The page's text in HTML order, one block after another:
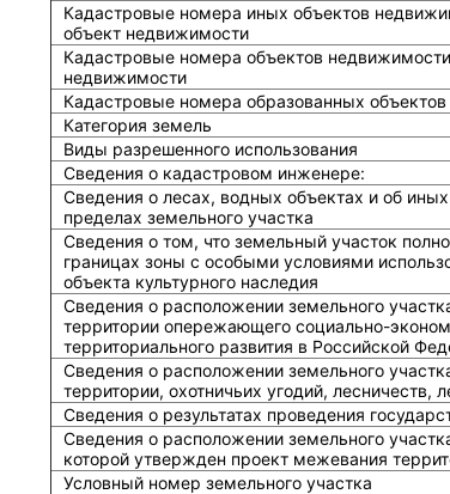
Кадастровые номера иных объектов
объект недвижимости
Кадастровые номера объектов
недвижимости
Кадастровые номера образованных
Категория земель
Виды разрешенного использования
Сведения о кадастровом инженере:
Cведения о лесах, водных объектах и об
пределах земельного участка
Сведения о том, что земельный участок
границах зоны с особыми условиями
объекта культурного наследия
Сведения о расположении земельного
территории опережающего социально-
территориального развития в Российской
Сведения о расположении земельного
территории, охотничьих угодий, лесничеств,
Сведения о результатах проведения
Сведения о расположении земельного
которой утвержден проект межевания
Условный номер земельного участка